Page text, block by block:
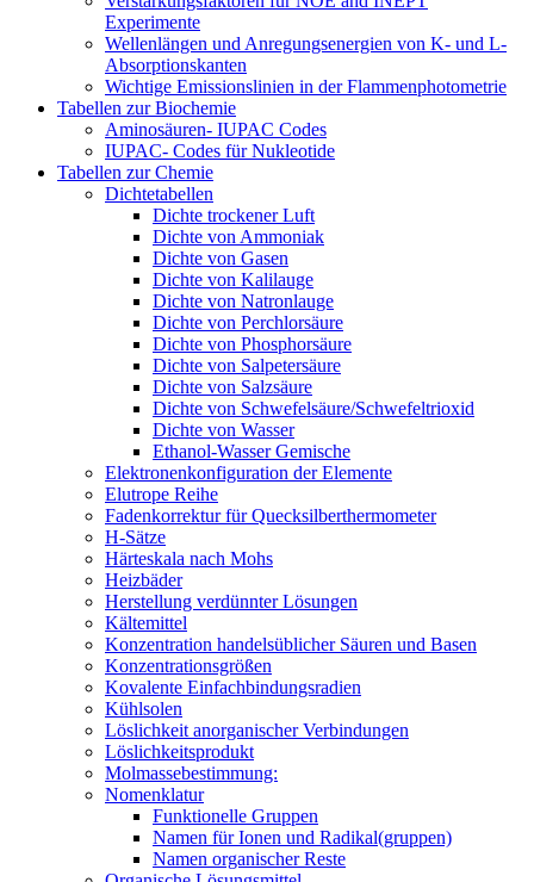
Experimente
Wellenlängen und Anregungsenergien von K- und L-
Absorptionskanten
Wichtige Emissionslinien in der Flammenphotometrie
Tabellen zur Biochemie
Aminosäuren- IUPAC Codes
IUPAC- Codes für Nukleotide
Tabellen zur Chemie
Dichtetabellen
Dichte trockener Luft
Dichte von Ammoniak
Dichte von Gasen
Dichte von Kalilauge
Dichte von Natronlauge
Dichte von Perchlorsäure
Dichte von Phosphorsäure
Dichte von Salpetersäure
Dichte von Salzsäure
Dichte von Schwefelsäure/Schwefeltrioxid
Dichte von Wasser
Ethanol-Wasser Gemische
Elektronenkonfiguration der Elemente
Elutrope Reihe
Fadenkorrektur für Quecksilberthermometer
H-Sätze
Härteskala nach Mohs
Heizbäder
Herstellung verdünnter Lösungen
Kältemittel
Konzentration handelsüblicher Säuren und Basen
Konzentrationsgrößen
Kovalente Einfachbindungsradien
Kühlsolen
Löslichkeit anorganischer Verbindungen
Löslichkeitsprodukt
Molmassebestimmung:
Nomenklatur
Funktionelle Gruppen
Namen für Ionen und Radikal(gruppen)
Namen organischer Reste